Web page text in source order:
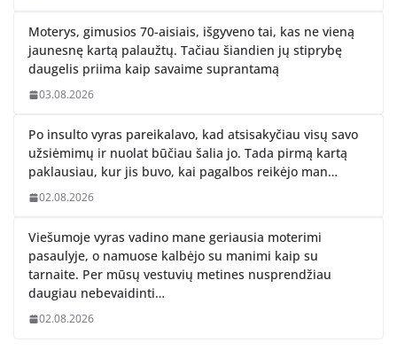
Moterys, gimusios 70-aisiais, išgyveno tai, kas ne vieną
jaunesnę kartą palaužtų. Tačiau šiandien jų stiprybę
daugelis priima kaip savaime suprantamą
03.08.2026
Po insulto vyras pareikalavo, kad atsisakyčiau visų savo
užsiėmimų ir nuolat būčiau šalia jo. Tada pirmą kartą
paklausiau, kur jis buvo, kai pagalbos reikėjo man…
02.08.2026
Viešumoje vyras vadino mane geriausia moterimi
pasaulyje, o namuose kalbėjo su manimi kaip su
tarnaite. Per mūsų vestuvių metines nusprendžiau
daugiau nebevaidinti…
02.08.2026